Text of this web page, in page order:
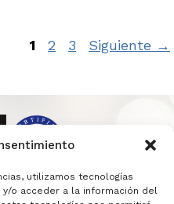
utilizamos tecnologías
o acceder a la información del
Página
1 Página
2 Página
3 Siguiente →